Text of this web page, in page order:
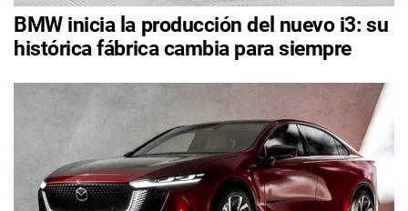
BMW inicia la producción del nuevo i3: su
histórica fábrica cambia para siempre